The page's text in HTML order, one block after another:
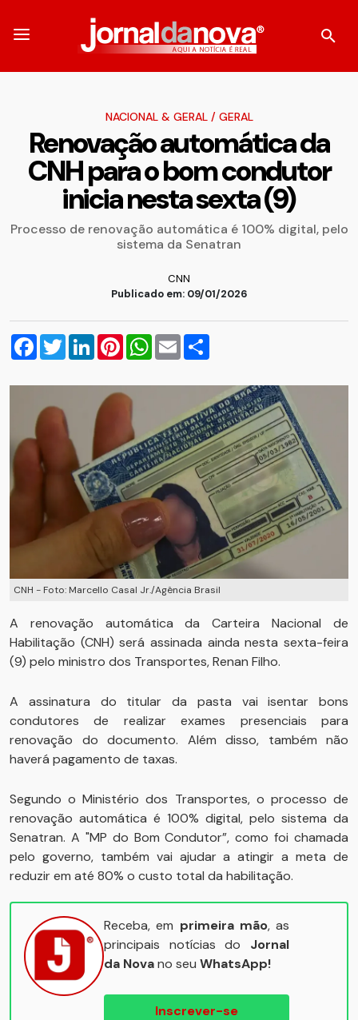
NACIONAL & GERAL/ GERAL
Renovação automática da
CNH para o bom condutor
inicia nesta sexta (9)
Processo de renovação automática é 100% digital, pelo
sistema da Senatran
CNN
Publicado em: 09/01/2026
Facebook
TwitterLinkedInPinterestWhatsApp
Email
CNH - Foto: Marcello Casal Jr./Agência Brasil
A renovação automática da Carteira Nacional de
Habilitação (CNH) será assinada ainda nesta sexta-feira
(9) pelo ministro dos Transportes, Renan Filho.
A assinatura do titular da pasta vai isentar bons
condutores de realizar exames presenciais para
renovação do documento. Além disso, também não
haverá pagamento de taxas.
Segundo o Ministério dos Transportes, o processo de
renovação automática é 100% digital, pelo sistema da
Senatran. A "MP do Bom Condutor”, como foi chamada
pelo governo, também vai ajudar a atingir a meta de
reduzir em até 80% o custo total da habilitação.
Receba, em primeira mão, as
principais notícias do Jornal
da Novano seu WhatsApp!
Inscrever-se